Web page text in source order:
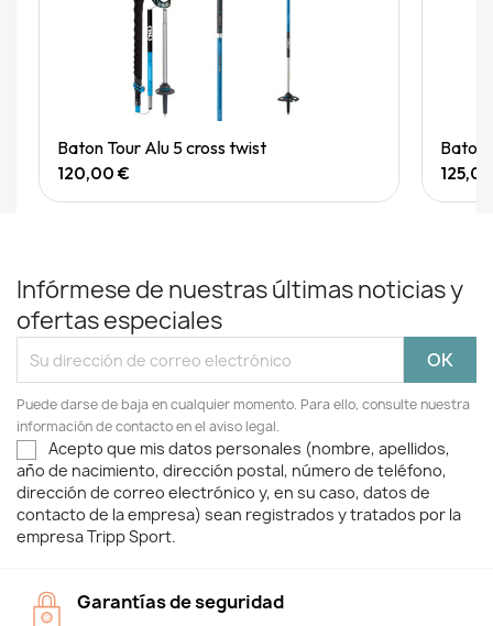
Quick View
Baton Tour Alu 5 cross twist
120,00 €
Infórmese de nuestras últimas noticias y
ofertas especiales
Puede darse de baja en cualquier momento. Para ello, consulte nuestra
información de contacto en el aviso legal.
Acepto que mis datos personales (nombre, apellidos,
año de nacimiento, dirección postal, número de teléfono,
dirección de correo electrónico y, en su caso, datos de
contacto de la empresa) sean registrados y tratados por la
empresa Tripp Sport.
Garantías de seguridad